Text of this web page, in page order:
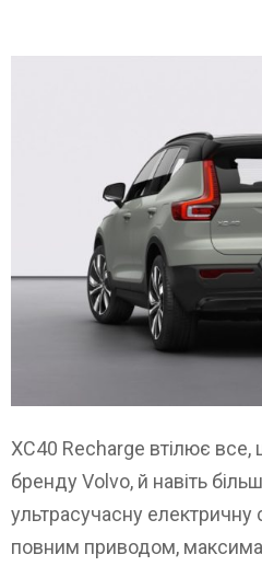
XC40 Recharge втілює все,
бренду Volvo, й навіть
ультрасучасну електричну
повним приводом,